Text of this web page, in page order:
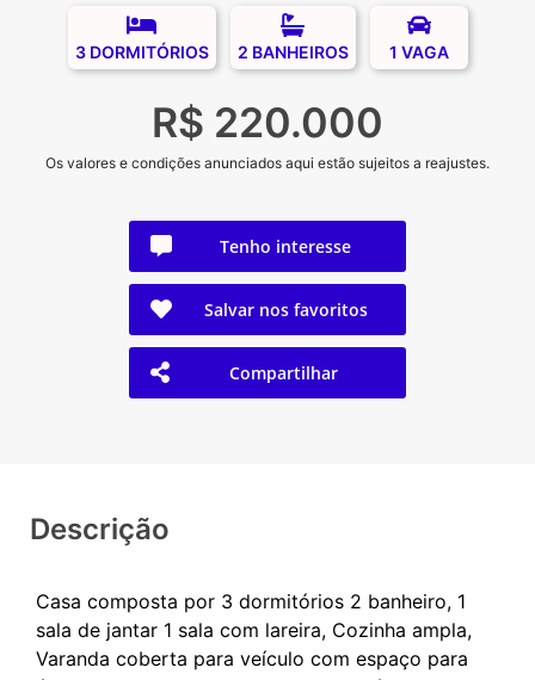
3 DORMITÓRIOS 2 BANHEIROS 1 VAGA
R$ 220.000
Os valores e condições anunciados aqui estão sujeitos a reajustes.
Tenho interesse
Salvar nos favoritos
Compartilhar
Descrição
Casa composta por 3 dormitórios 2 banheiro, 1
sala de jantar 1 sala com lareira, Cozinha ampla,
Varanda coberta para veículo com espaço para